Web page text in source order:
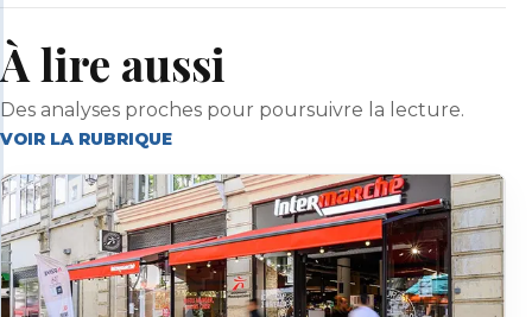
À lire aussi
Des analyses proches pour poursuivre la lecture.
VOIR LA RUBRIQUE